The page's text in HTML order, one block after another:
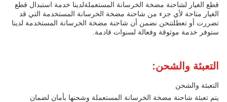
قطع الغيار لشاحنة مضخة الخرسانة المستعملةلدينا خدمة استبدال قطع
الغيار متاحة لأي جزء من شاحنة مضخة الخرسانة المستخدمة التي قد
تضررت أو تعطلتنحن نضمن أن شاحنة مضخة الخرسانة المستخدمة لدينا
ستوفر خدمة موثوقة وفعالة لسنوات قادمة.
التعبئة والشحن:
التعبئة والشحن
يتم تعبئة شاحنة مضخة الخرسانة المستعملة وشحنها بأمان لضمان